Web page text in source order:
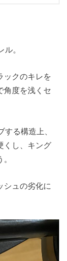
。
ックのキレを
角度を浅くセ
る構造上、
くし、キング
シュの劣化に